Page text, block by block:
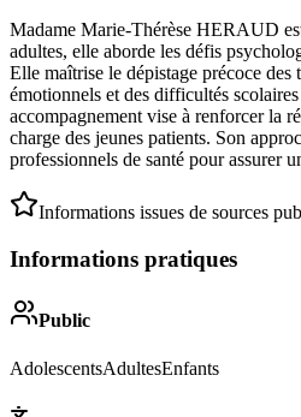
Madame Marie-Thérèse HERAUD
adultes, elle aborde les défis
Elle maîtrise le dépistage précoce
émotionnels et des difficultés
accompagnement vise à renforcer la
charge des jeunes patients. Son
professionnels de santé pour assurer
Informations issues de sources
Informations pratiques
Public
AdolescentsAdultesEnfants